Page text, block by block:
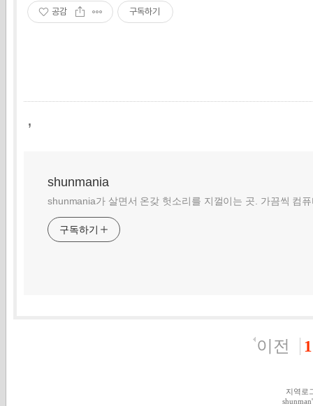
공감 구독하기
,
shunmania
shunmania가 살면서 온갖 헛소리를 지껄이는 곳. 가끔씩 컴
구독하기
이전 1
지역로
shunman